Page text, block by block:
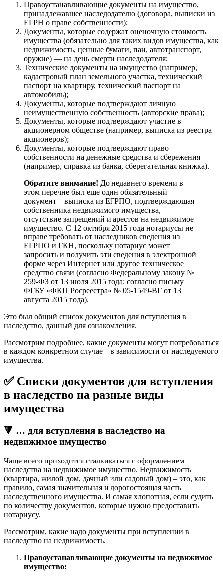
Правоустанавливающие документы на имущество,
принадлежавшее наследодателю (договора, выписки из
ЕГРН о праве собственности);
Документы, которые содержат оценочную стоимость
имущества (обязательно для таких видов имущества, как
недвижимость, ценные бумаги, паи, автотранспорт,
оружие) — на день смерти наследодателя;
Технические документы на имущество (например,
кадастровый план земельного участка, технический
паспорт на квартиру, технический паспорт на
автомобиль);
Документы, которые подтверждают личную
неимущественную собственность (авторские права);
Документы, которые подтверждают участие в
акционерном обществе (например, выписка из реестра
акционеров);
Документы, которые подтверждают право
собственности на денежные средства и сбережения
(например, справка из банка, сберегательная книжка).
Обратите внимание! До недавнего времени в
этом перечне был еще один обязательный
документ – выписка из ЕГРПО, подтверждающая
собственника недвижимого имущества,
отсутствие запрещений и арестов на недвижимое
имущество. С 12 октября 2015 года нотариусы не
вправе требовать от наследников сведения из
ЕГРПО и ГКН, поскольку нотариус может
запросить и получить эти сведения в электронной
форме через Интернет или другое техническое
средство связи (согласно Федеральному закону №
259-ФЗ от 13 июля 2015 года; согласно письму
ФГБУ «ФКП Росреестра» № 05-1549-ВГ от 13
августа 2015 года).
Это был общий список документов для вступления в
наследство, данный для ознакомления.
Рассмотрим подробнее, какие документы могут потребоваться
в каждом конкретном случае – в зависимости от наследуемого
имущества.
✅ Списки документов для вступления
в наследство на разные виды
имущества
🔻 … для вступления в наследство на
недвижимое имущество
Чаще всего приходится сталкиваться с оформлением
наследства на недвижимое имущество. Недвижимость
(квартира, жилой дом, дачный или садовый дом) – это, как
правило, самая значительная и дорогостоящая часть
наследственного имущества. И самая хлопотная, если судить
по количеству документов, которые нужно предоставить
нотариусу.
Рассмотрим, какие надо документы при вступлении в
наследство на недвижимость.
Правоустанавливающие документы на недвижимое
имущество: